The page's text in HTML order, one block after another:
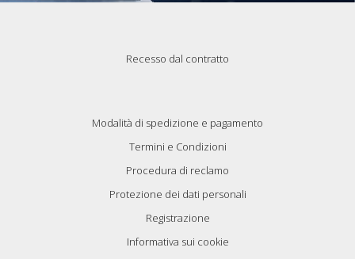
Recesso dal contratto
Modalità di spedizione e pagamento
Termini e Condizioni
Procedura di reclamo
Protezione dei dati personali
Registrazione
Informativa sui cookie